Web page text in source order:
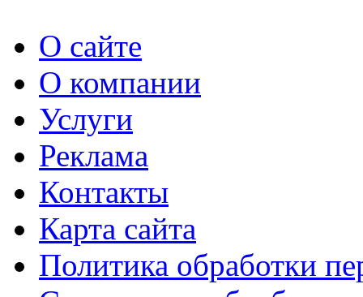
О сайте
О компании
Услуги
Реклама
Контакты
Карта сайта
Политика обработки